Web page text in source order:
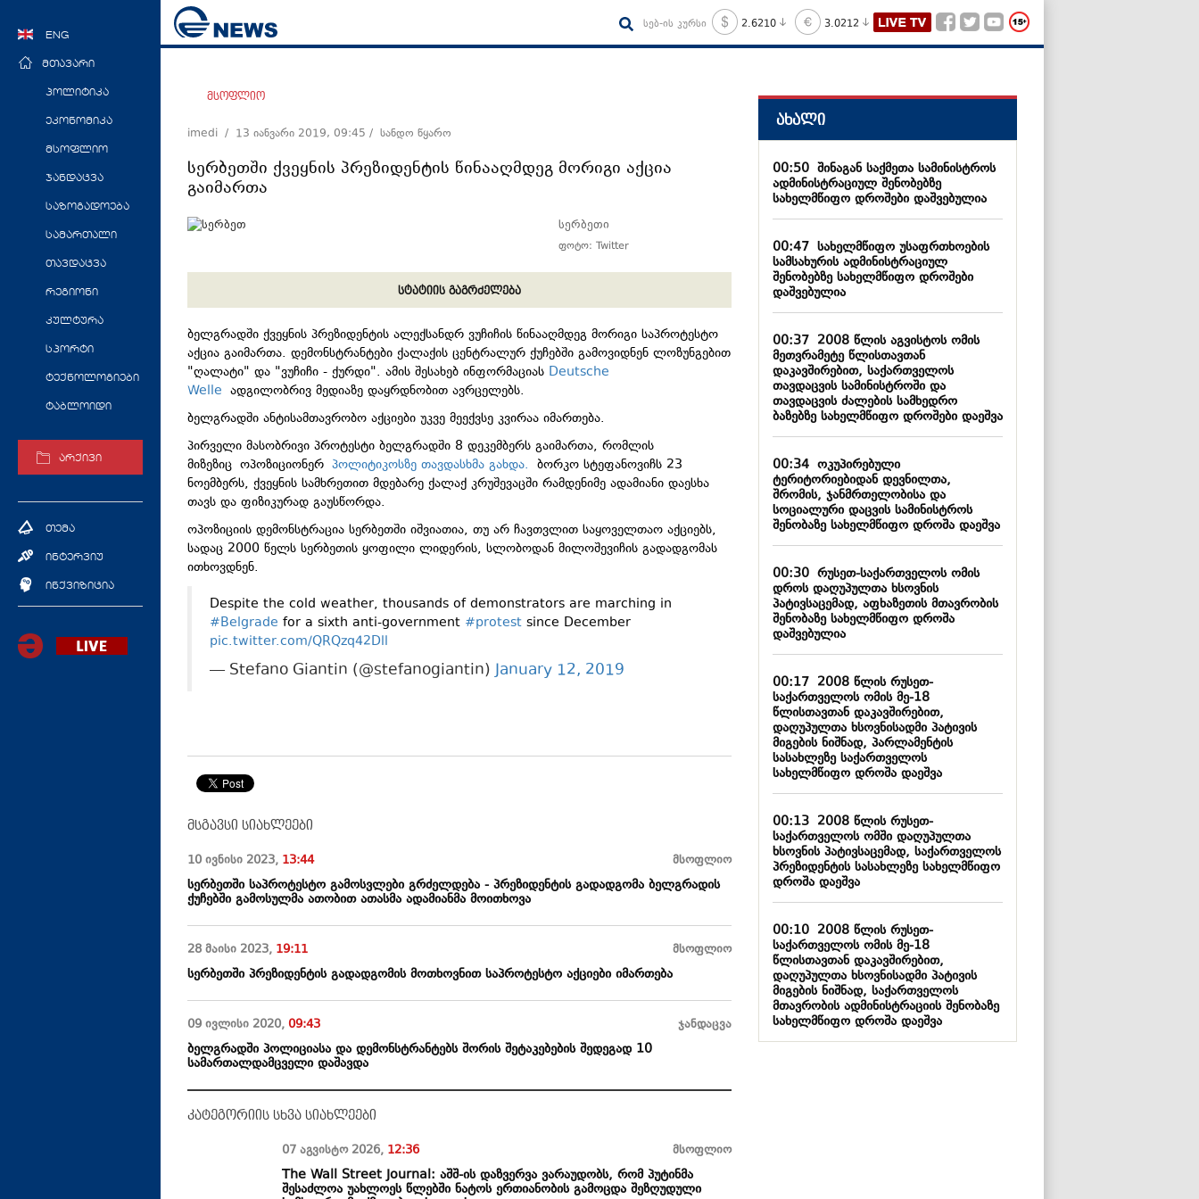
ENG
მთავარი
პოლიტიკა
ეკონომიკა
მსოფლიო
ჯანდაცვა
საზოგადოება
სამართალი
თავდაცვა
რეგიონი
კულტურა
სპორტი
ტექნოლოგიები
ტაბლოიდი
არქივი
თემა
ინტერვიუ
ინქვიზიცია
სებ-ის კურსი 2.6210 3.0212
მსოფლიო
imedi / 13 იანვარი 2019, 09:45 / სანდო წყარო
სერბეთში ქვეყნის პრეზიდენტის წინააღმდეგ მორიგი აქცია
გაიმართა
სერბეთი
ფოტო: Twitter
სტატიის გაგრძელება
ბელგრადში ქვეყნის პრეზიდენტის ალექსანდრ ვუჩიჩის წინააღმდეგ მორიგი საპროტესტო
აქცია გაიმართა. დემონსტრანტები ქალაქის ცენტრალურ ქუჩებში გამოვიდნენ ლოზუნგებით
"ღალატი" და "ვუჩიჩი - ქურდი". ამის შესახებ ინფორმაციას Deutsche
Welle ადგილობრივ მედიაზე დაყრდნობით ავრცელებს.
ბელგრადში ანტისამთავრობო აქციები უკვე მეექვსე კვირაა იმართება.
პირველი მასობრივი პროტესტი ბელგრადში 8 დეკემბერს გაიმართა, რომლის
მიზეზიც ოპოზიციონერ პოლიტიკოსზე თავდასხმა გახდა. ბორკო სტეფანოვიჩს 23
ნოემბერს, ქვეყნის სამხრეთით მდებარე ქალაქ კრუშევაცში რამდენიმე ადამიანი დაესხა
თავს და ფიზიკურად გაუსწორდა.
ოპოზიციის დემონსტრაცია სერბეთში იშვიათია, თუ არ ჩავთვლით საყოველთაო აქციებს,
სადაც 2000 წელს სერბეთის ყოფილი ლიდერის, სლობოდან მილოშევიჩის გადადგომას
ითხოვდნენ.
Despite the cold weather, thousands of demonstrators are marching in
#Belgrade for a sixth anti-government #protest since December
pic.twitter.com/QRQzq42Dll
— Stefano Giantin (@stefanogiantin)January 12, 2019
მსგავსი სიახლეები
10 ივნისი 2023, 13:44 მსოფლიო
სერბეთში საპროტესტო გამოსვლები გრძელდება - პრეზიდენტის გადადგომა ბელგრადის
ქუჩებში გამოსულმა ათობით ათასმა ადამიანმა მოითხოვა
28 მაისი 2023, 19:11 მსოფლიო
სერბეთში პრეზიდენტის გადადგომის მოთხოვნით საპროტესტო აქციები იმართება
09 ივლისი 2020, 09:43 ჯანდაცვა
ბელგრადში პოლიციასა და დემონსტრანტებს შორის შეტაკებების შედეგად 10
სამართალდამცველი დაშავდა
კატეგორიის სხვა სიახლეები
07 აგვისტო 2026, 12:36 მსოფლიო
The Wall Street Journal: აშშ-ის დაზვერვა ვარაუდობს, რომ პუტინმა
შესაძლოა უახლოეს წლებში ნატოს ერთიანობის გამოცდა შეზღუდული
ახალი
00:50შინაგან საქმეთა სამინისტროს
ადმინისტრაციულ შენობებზე
სახელმწიფო დროშები დაშვებულია
00:47სახელმწიფო უსაფრთხოების
სამსახურის ადმინისტრაციულ
შენობებზე სახელმწიფო დროშები
დაშვებულია
00:372008 წლის აგვისტოს ომის
მეთვრამეტე წლისთავთან
დაკავშირებით, საქართველოს
თავდაცვის სამინისტროში და
თავდაცვის ძალების სამხედრო
ბაზებზე სახელმწიფო დროშები დაეშვა
00:34ოკუპირებული
ტერიტორიებიდან დევნილთა,
შრომის, ჯანმრთელობისა და
სოციალური დაცვის სამინისტროს
შენობაზე სახელმწიფო დროშა დაეშვა
00:30რუსეთ-საქართველოს ომის
დროს დაღუპულთა ხსოვნის
პატივსაცემად, აფხაზეთის მთავრობის
შენობაზე სახელმწიფო დროშა
დაშვებულია
00:172008 წლის რუსეთ-
საქართველოს ომის მე-18
წლისთავთან დაკავშირებით,
დაღუპულთა ხსოვნისადმი პატივის
მიგების ნიშნად, პარლამენტის
სასახლეზე საქართველოს
სახელმწიფო დროშა დაეშვა
00:132008 წლის რუსეთ-
საქართველოს ომში დაღუპულთა
ხსოვნის პატივსაცემად, საქართველოს
პრეზიდენტის სასახლეზე სახელმწიფო
დროშა დაეშვა
00:102008 წლის რუსეთ-
საქართველოს ომის მე-18
წლისთავთან დაკავშირებით,
დაღუპულთა ხსოვნისადმი პატივის
მიგების ნიშნად, საქართველოს
მთავრობის ადმინისტრაციის შენობაზე
სახელმწიფო დროშა დაეშვა